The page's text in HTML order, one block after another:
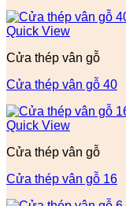
Quick View
Cửa thép vân gỗ
Cửa thép vân gỗ 40
Quick View
Cửa thép vân gỗ
Cửa thép vân gỗ 16